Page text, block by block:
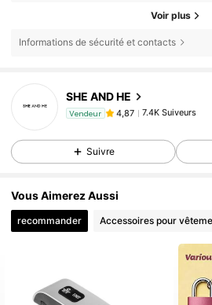
Voir plus
Informations de sécurité et contacts
SHE AND HE
Vendeur
4,87
n***4est en train de
7.4K Suiveurs
Suivre
Vous Aimerez Aussi
recommander Accessoires pour